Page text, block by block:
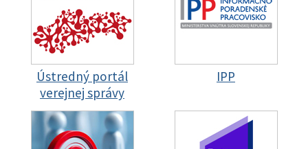
Ústredný portál
verejnej správy
IPP